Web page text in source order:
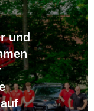
und